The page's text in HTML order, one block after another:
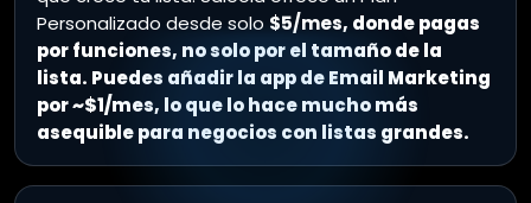
Personalizado desde solo $5/mes, donde pagas
por funciones, no solo por el tamaño de la
lista. Puedes añadir la app de Email Marketing
por ~$1/mes, lo que lo hace mucho más
asequible para negocios con listas grandes.